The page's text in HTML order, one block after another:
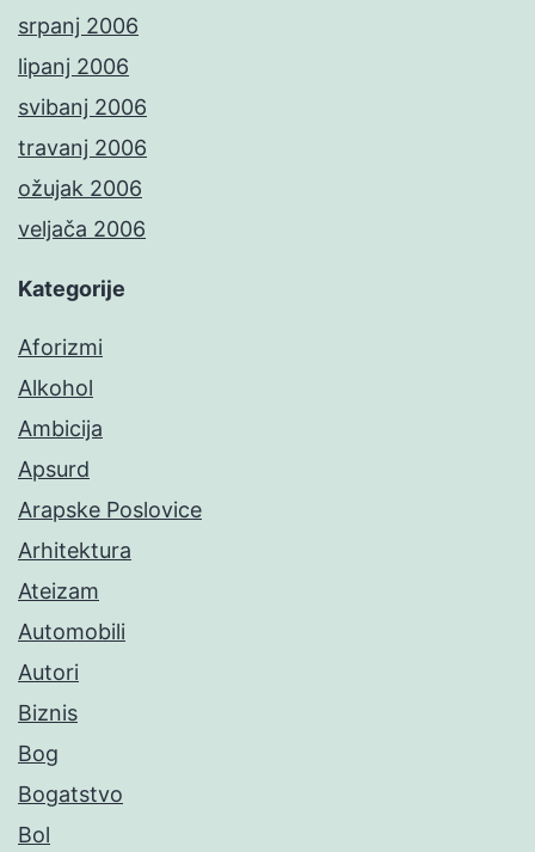
srpanj 2006
lipanj 2006
svibanj 2006
travanj 2006
ožujak 2006
veljača 2006
Kategorije
Aforizmi
Alkohol
Ambicija
Apsurd
Arapske Poslovice
Arhitektura
Ateizam
Automobili
Autori
Biznis
Bog
Bogatstvo
Bol